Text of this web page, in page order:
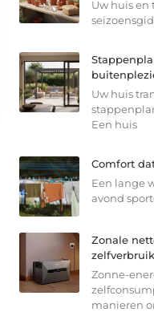
Uw huis en
Uw huis
Een huis
Comfort
Een lange
avond
Zonale
Zonne-
manieren